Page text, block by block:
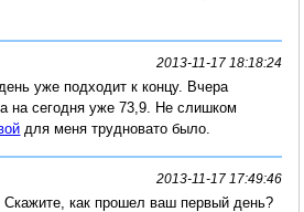
2013-11-17 18:18:24
уже подходит к концу. Вчера
на сегодня уже 73,9. Не слишком
для меня трудновато было.
2013-11-17 17:49:46
как прошел ваш первый день?